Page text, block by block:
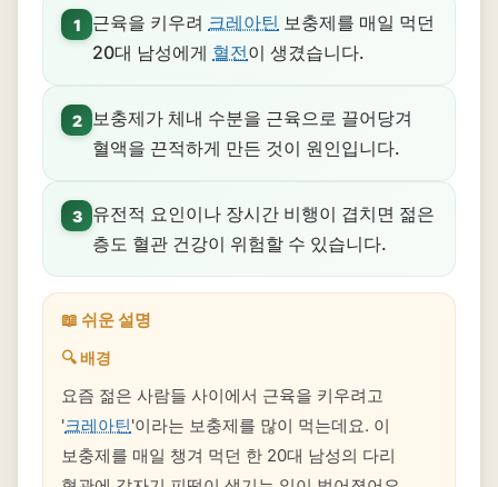
1 근육을 키우려 크레아틴 보충제를 매일 먹던
20대 남성에게 혈전이 생겼습니다.
2
보충제가 체내 수분을 근육으로 끌어당겨
혈액을 끈적하게 만든 것이 원인입니다.
3
유전적 요인이나 장시간 비행이 겹치면 젊은
층도 혈관 건강이 위험할 수 있습니다.
📖 쉬운 설명
🔍 배경
요즘 젊은 사람들 사이에서 근육을 키우려고
'크레아틴'이라는 보충제를 많이 먹는데요. 이
보충제를 매일 챙겨 먹던 한 20대 남성의 다리